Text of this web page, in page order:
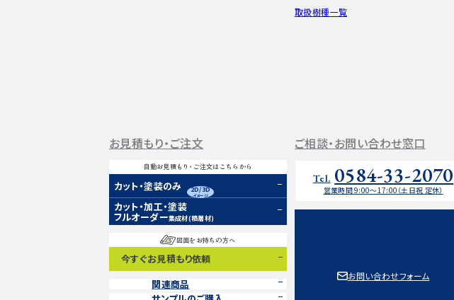
取扱樹種一覧
お見積もり・ご注文
自動お見積もり・ご注文はこちらから
カット・塗装のみ
カット・加工・塗装
フルオーダー集成材(積層材)
2D/3D
イメージ
図面をお持ちの方へ
今すぐお見積もり依頼
関連商品
ご相談・お問い合わせ窓口
Tel. 0584-33-2070
営業時間 9:00〜17:00（土日祝 定休）
お問い合わせフォーム